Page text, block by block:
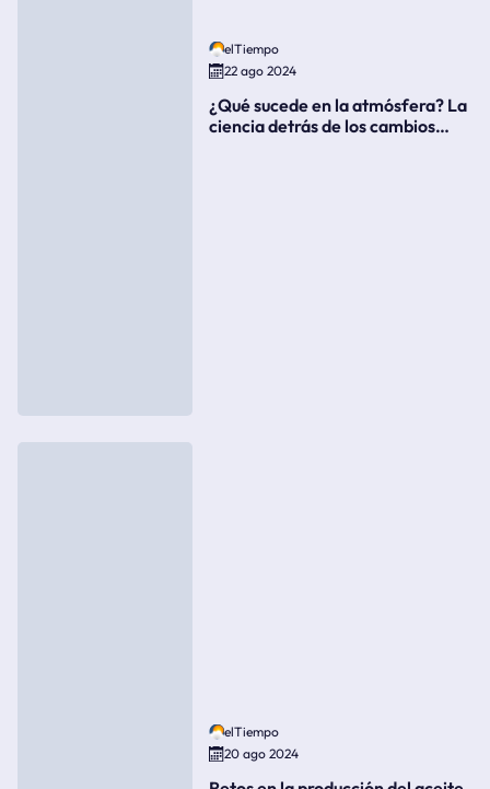
elTiempo
22 ago 2024
¿Qué sucede en la atmósfera? La
ciencia detrás de los cambios
elTiempo
20 ago 2024